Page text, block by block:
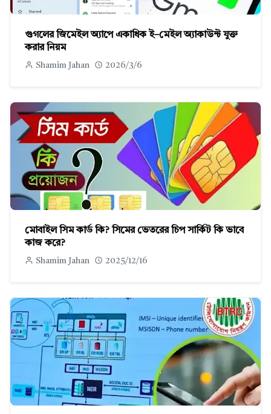
গুগলের জিমেইল অ্যাপে একাধিক ই–মেইল অ্যাকাউন্ট যুক্ত
করার নিয়ম
Shamim Jahan 2026/3/6
মোবাইল সিম কার্ড কি? সিমের ভেতরের চিপ সার্কিট কি ভাবে
কাজ করে?
Shamim Jahan 2025/12/16